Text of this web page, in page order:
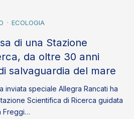
ECOLOGIA
di una Stazione
da oltre 30 anni
salvaguardia del mare
inviata speciale Allegra Rancati ha
Scientifica di Ricerca guidata
Freggi…